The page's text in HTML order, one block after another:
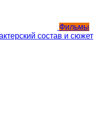
Фильмы
состав и сюжет